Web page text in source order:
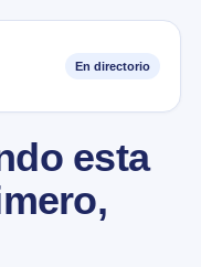
En directorio
esta